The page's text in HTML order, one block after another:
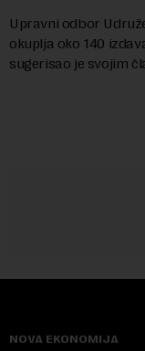
Upravni odbor
okuplja oko 140
sugerisao je svojim
NOVA EKONOMIJA